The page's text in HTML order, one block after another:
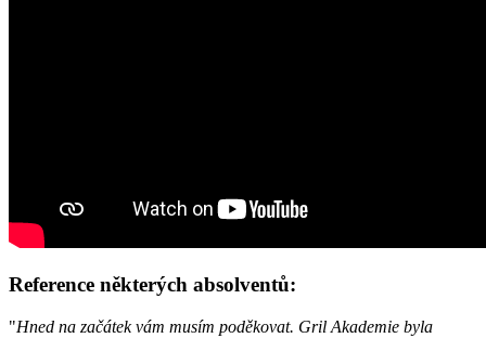
Reference některých absolventů:
"Hned na začátek vám musím poděkovat. Gril Akademie byla